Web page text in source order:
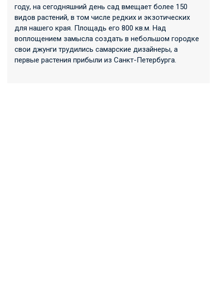
году, на сегодняшний день сад вмещает более 150
видов растений, в том числе редких и экзотических
для нашего края. Площадь его 800 кв.м. Над
воплощением замысла создать в небольшом городке
свои джунги трудились самарские дизайнеры, а
первые растения прибыли из Санкт-Петербурга.